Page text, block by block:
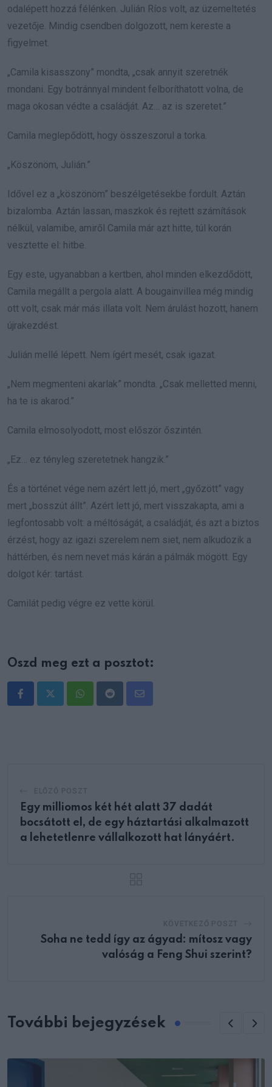
odalépett hozzá félénken. Julián Ríos volt, az üzemeltetés
vezetője. Mindig csendben dolgozott, nem kereste a
figyelmet.
„Camila kisasszony” mondta, „csak annyit szeretnék
mondani. Egy botránnyal mindent felboríthatott volna, de
maga okosan védte a családját. Az… az is szeretet.”
Camila meglepődött, hogy összeszorul a torka.
„Köszönöm, Julián.”
Idővel ez a „köszönöm” beszélgetésekbe fordult. Aztán
bizalomba. Aztán lassan, maszkok és rejtett számítások
nélkül, valamibe, amiről Camila már azt hitte, túl korán
vesztette el: hitbe.
Egy este, ugyanabban a kertben, ahol minden elkezdődött,
Camila megállt a pergola alatt. A bougainvillea még mindig
ott volt, csak már más illata volt. Nem árulást hozott, hanem
újrakezdést.
Julián mellé lépett. Nem ígért mesét, csak igazat.
„Nem megmenteni akarlak” mondta. „Csak melletted menni,
ha te is akarod.”
Camila elmosolyodott, most először őszintén.
„Ez… ez tényleg szeretetnek hangzik.”
És a történet vége nem azért lett jó, mert „győzött” vagy
mert „bosszút állt”. Azért lett jó, mert visszakapta, ami a
legfontosabb volt: a méltóságát, a családját, és azt a biztos
érzést, hogy az igazi szerelem nem siet, nem alkudozik a
háttérben, és nem nevet más kárán a pálmák mögött. Egy
dolgot kér: tartást.
Camilát pedig végre ez vette körül.
Oszd meg ezt a posztot:
WhatsappRedditShare
Egy milliomos két hét alatt 37 dadát
bocsátott el, de egy háztartási alkalmazott
a lehetetlenre vállalkozott hat lányáért.
Soha ne tedd így az ágyad: mítosz vagy
valóság a Feng Shui szerint?
További bejegyzések